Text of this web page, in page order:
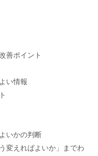
善ポイント
い情報
いかの判断
変えればよいか」までわ